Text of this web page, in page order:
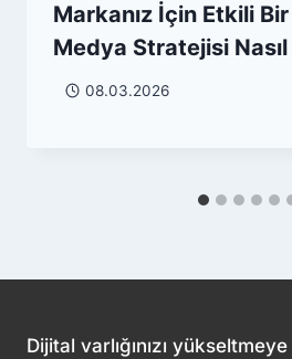
Markanız İçin Etkili
Medya Stratejisi
08.03.2026
Dijital varlığınızı yükseltmeye